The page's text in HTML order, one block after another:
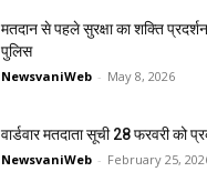
मतदान से पहले सुरक्षा का शक्ति
पुलिस
NewsvaniWeb - May 8, 2026
वार्डवार मतदाता सूची 28 फरवरी को
NewsvaniWeb - February 25,